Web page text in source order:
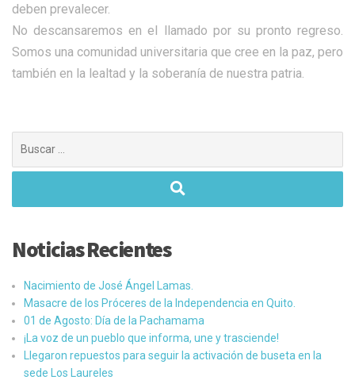
deben prevalecer.
​No descansaremos en el llamado por su pronto regreso.
Somos una comunidad universitaria que cree en la paz, pero
también en la lealtad y la soberanía de nuestra patria.
Noticias Recientes
Nacimiento de José Ángel Lamas.
Masacre de los Próceres de la Independencia en Quito.
01 de Agosto: Día de la Pachamama
¡La voz de un pueblo que informa, une y trasciende!
Llegaron repuestos para seguir la activación de buseta en la
sede Los Laureles